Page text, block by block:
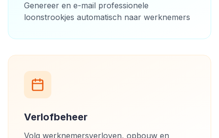
Genereer en e-mail professionele
loonstrookjes automatisch naar werknemers
Verlofbeheer
Volg werknemersverloven, opbouw en